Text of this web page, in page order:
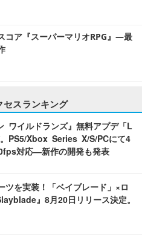
コア『スーパーマリオRPG』―最
スランキング
ワイルドランズ』無料アプデ「L
PS5/Xbox Series X/S/PCにて4
対応―新作の開発も発表
ツを実装！「ベイブレード」×ロ
』8月20日リリース決定。